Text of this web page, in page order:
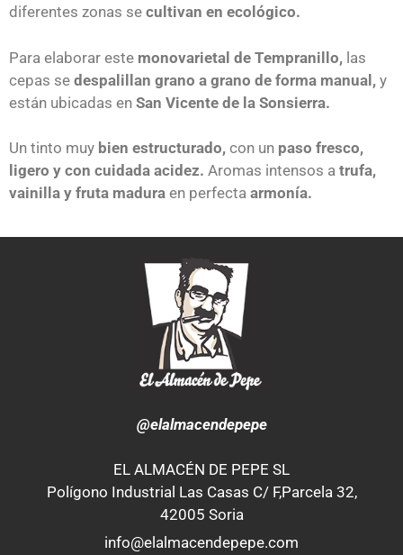
diferentes zonas se cultivan en ecológico.
Para elaborar este monovarietal de Tempranillo, las
cepas se despalillan grano a grano de forma manual, y
están ubicadas en San Vicente de la Sonsierra.
Un tinto muy bien estructurado, con un paso fresco,
ligero y con cuidada acidez. Aromas intensos a trufa,
vainilla y fruta madura en perfecta armonía.
@elalmacendepepe
EL ALMACÉN DE PEPE SL
Polígono Industrial Las Casas C/ F,Parcela 32,
42005 Soria
info@elalmacendepepe.com